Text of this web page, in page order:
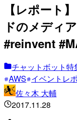
【レポート
ドのメディ
#reinvent
チャットボット特
AWS イベントレ
佐々木 大輔
2017.11.28